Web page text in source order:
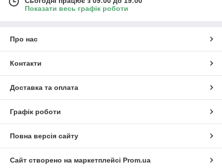
Показати весь графік роботи
Про нас
Контакти
Доставка та оплата
Графік роботи
Повна версія сайту
Сайт створено на маркетплейсі Prom.ua